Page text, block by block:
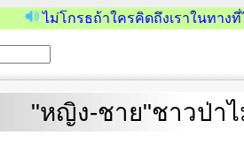
ไม่โกรธถ้าใครคิดถึงเราในทาง
"หญิง-ชาย"ชาวป่า